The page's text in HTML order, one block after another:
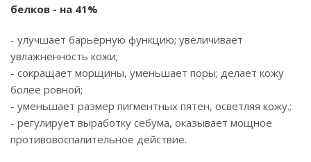
белков - на 41%
- улучшает барьерную функцию; увеличивает
увлажненность кожи;
- сокращает морщины, уменьшает поры; делает кожу
более ровной;
- уменьшает размер пигментных пятен, осветляя кожу.;
- регулирует выработку себума, оказывает мощное
противовоспалительное действие.